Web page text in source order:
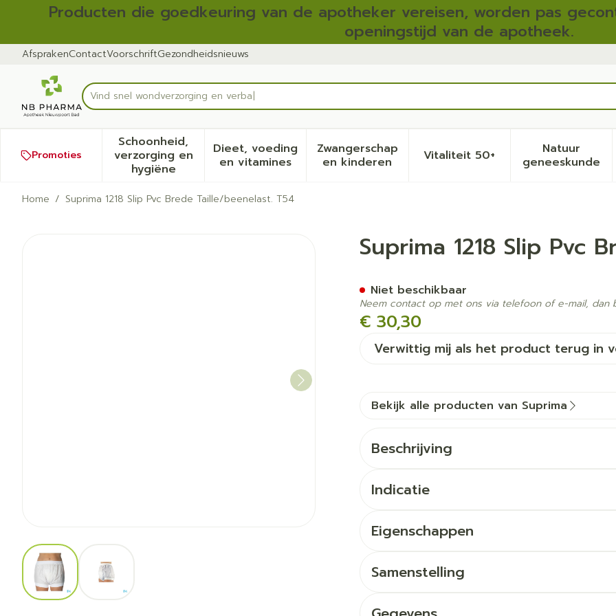
Ga naar de inhoud
Dia 1 van 2Producten die goedkeuring van de apotheker vereisen, worden pas
openingstijd van de apotheek.
AfsprakenContactVoorschriftGezondheidsnieuws
Product, merk, categorie...
Vind snel w
Promoties
Schoonheid,
verzorging en
hygiëneToon submenu voor Schoonheid, verzorging en hygiëne categorie
Dieet, voeding
en vitamines
Toon submenu voor Dieet, voeding en vitamines categorie
Zwangerschap
en kinderenToon submenu voor Zwangerschap en
Vitaliteit 50+Toon submenu voor
Natuur
geneeskunde
Toon
Home / Suprima 1218 Slip Pvc Brede Taille/beenelast. T54
View larger image
Suprima 1218 Slip Pvc Brede Taille/beenelast. T54
Suprima 1218 Slip Pvc
€ 30,30
Verwittig mij als het product terug in
Niet beschikbaar
Neem contact op met ons via telefoon of e-mail, dan
Bekijk alle producten van Suprima
Beschrijving
Indicatie
Eigenschappen
Ideaal als bescherming boven
Sluiting
Samenstelling